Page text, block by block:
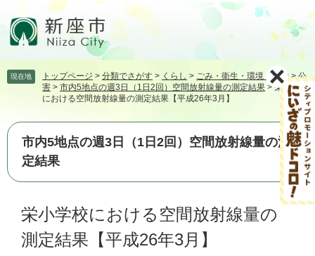
頭飛
て
へ
現在地 トップページ > 分類でさがす > くらし > ごみ・衛生・環境・動物 >公
害 > 市内5地点の週3日（1日2回）空間放射線量の測定結果 >栄小学校
における空間放射線量の測定結果【平成26年3月】
市内5地点の週3日（1日2回）空間放射線量の測
定結果
栄小学校における空間放射線量の
測定結果【平成26年3月】